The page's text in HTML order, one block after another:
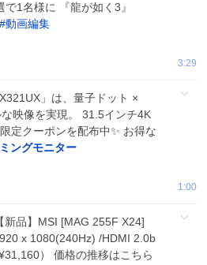
1名様に 『龍が如く3』
#動画編集
3:29
」は、量子ドット ×
映像を実現。 31.5インチ4K
定クーポンを配布中✨ お得な
ングモニター
1:00
新品】MSI [MAG 255F X24]
x 1080(240Hz) /HDMI 2.0b
） 価格の推移はこちら